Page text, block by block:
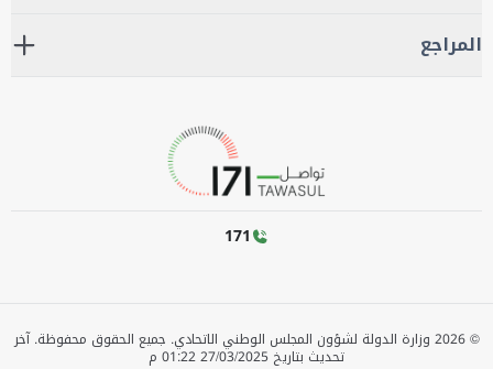
المراجع
171
©
2026 وزارة الدولة لشؤون المجلس الوطني الاتحادي. جميع الحقوق محفوظة.آخر
تحديث بتاريخ 27/03/2025 01:22 م